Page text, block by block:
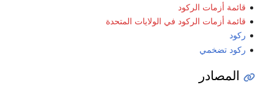
قائمة أزمات الركود
قائمة أزمات الركود في الولايات المتحدة
ركود
ركود تضخمي
المصادر